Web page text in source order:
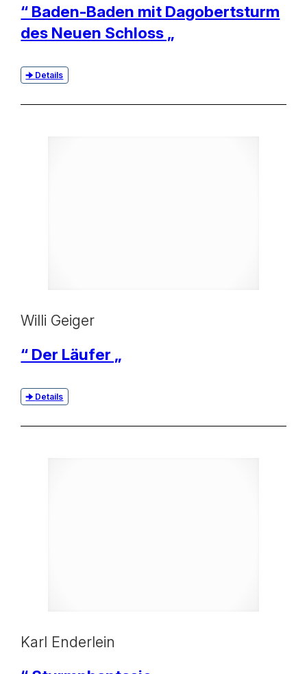
“ Baden-Baden mit Dagobertsturm
des Neuen Schloss „
Details
Willi Geiger
“ Der Läufer „
Details
Karl Enderlein